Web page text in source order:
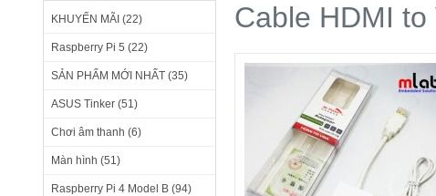
KHUYẾN MÃI (22)
Raspberry Pi 5 (22)
SẢN PHẨM MỚI NHẤT (35)
ASUS Tinker (51)
Chơi âm thanh (6)
Màn hình (51)
Raspberry Pi 4 Model B (94)
Cable HDMI to